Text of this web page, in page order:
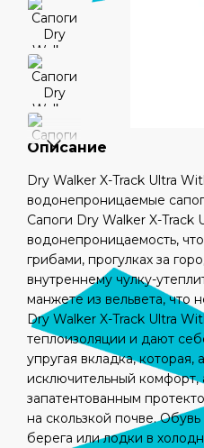
Описание
Dry Walker X-Track Ultra
водонепроницаемые
Сапоги Dry Walker X-
водонепроницаемость,
грибами, прогулках за
внутреннему чулку-
манжете из вельвета, что
Dry Walker X-Track Ultra
теплоизоляции и дают
упругая вкладка,
исключительный
запатентованным
на скользкой почве.
берега или лодки в